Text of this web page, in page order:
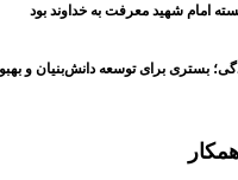
امام شهید معرفت به خداوند بود
بستری برای توسعه دانش‌بنیان و